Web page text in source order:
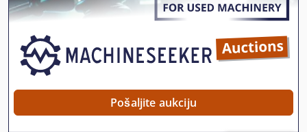
Pošaljite aukciju